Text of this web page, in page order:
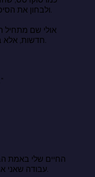
ולבחון את
חדשות, אלא
אל תחיו רק את היום. תעצבו אותו."
עבודה שאני